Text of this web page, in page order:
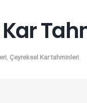
Kar
Çeyreksel Kar tahminleri